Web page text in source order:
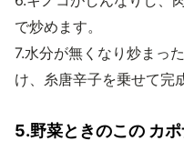
で炒めます。
7.水分が無くなり炒まっ
け、糸唐辛子を乗せて完
5.野菜ときのこの カポ